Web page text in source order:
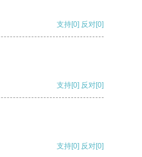
支持[0] 反对[0]
支持[0] 反对[0]
支持[0] 反对[0]